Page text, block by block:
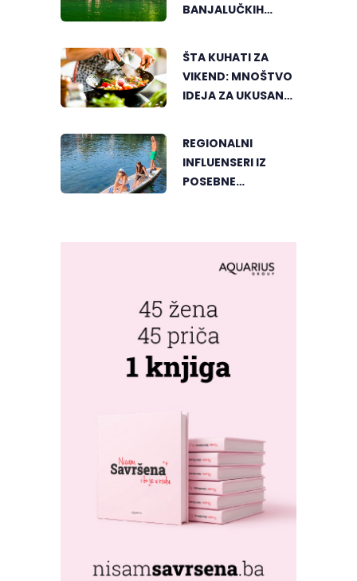
BANJALUČKIH
OSVJEŽENJE
TEKOM LJETNIH
ŠTA KUHATI ZA
VIKEND: MNOŠTVO
IDEJA ZA UKUSAN
REGIONALNI
INFLUENSERI IZ
POSEBNE
BANJALUKU